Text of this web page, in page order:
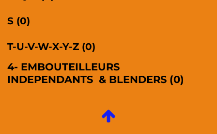
S (0)
T-U-V-W-X-Y-Z (0)
4- EMBOUTEILLEURS
INDEPENDANTS & BLENDERS (0)